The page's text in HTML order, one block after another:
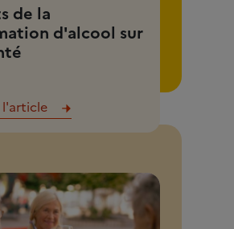
de la
d'alcool sur